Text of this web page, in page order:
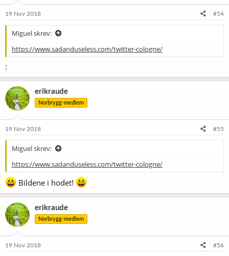
e
19 Nov 2018 #54
Miguel skrev:
https://www.sadanduseless.com/twitter-cologne/
:
erikraude
Norbrygg-medlem
19 Nov 2018 #55
Miguel skrev:
https://www.sadanduseless.com/twitter-cologne/
Bildene i hodet!
erikraude
Norbrygg-medlem
19 Nov 2018 #56